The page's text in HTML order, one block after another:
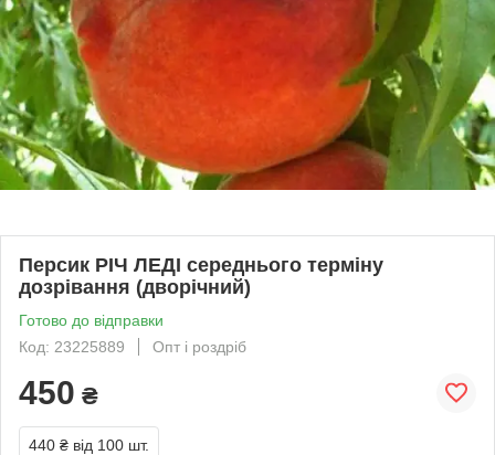
Персик РІЧ ЛЕДІ середнього терміну
дозрівання (дворічний)
Готово до відправки
Код: 23225889
Опт і роздріб
450 ₴
440 ₴ від 100 шт.